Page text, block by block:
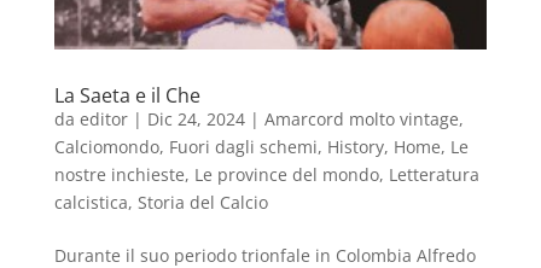
La Saeta e il Che
da editor| Dic 24, 2024| Amarcord molto vintage,
Calciomondo, Fuori dagli schemi, History, Home, Le
nostre inchieste, Le province del mondo, Letteratura
calcistica, Storia del Calcio
Durante il suo periodo trionfale in Colombia Alfredo